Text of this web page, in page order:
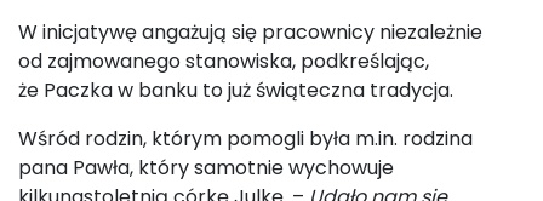
W inicjatywę angażują się pracownicy niezależnie
od zajmowanego stanowiska, podkreślając,
że Paczka w banku to już świąteczna tradycja.
Wśród rodzin, którym pomogli była m.in. rodzina
pana Pawła, który samotnie wychowuje